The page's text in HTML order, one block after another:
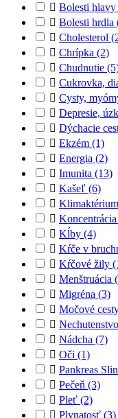
 Bolesti hlavy
 Bolesti hrdla
 Cholesterol
 Chrípka (2)
 Chudnutie
 Cukrovka,
 Cysty,
 Depresie,
 Dýchacie
 Ekzém (1)
 Energia (2)
 Imunita (13)
 Kašeľ (6)

 Koncentrácia
 Kĺby (4)
 Kŕče v
 Kŕčové žily
 Menštruácia
 Migréna (3)
 Močové
 Nechutenstvo
 Nádcha (7)
 Oči (1)
 Pankreas
 Pečeň (3)
 Pleť (2)
 Plynatosť (3)